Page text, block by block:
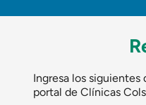
Ingresa los siguientes
portal de Clínicas